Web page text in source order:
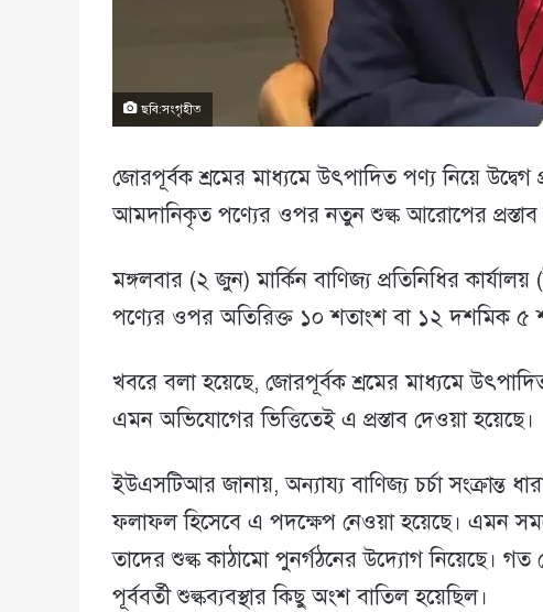
ছবি:সংগৃহীত
জোরপূর্বক শ্রমের মাধ্যমে উৎপাদিত পণ্য নিয়ে
আমদানিকৃত পণ্যের ওপর নতুন শুল্ক আরোপের প্রস্তাব
মঙ্গলবার (২ জুন) মার্কিন বাণিজ্য প্রতিনিধির
পণ্যের ওপর অতিরিক্ত ১০ শতাংশ বা ১২ দশমিক ৫
খবরে বলা হয়েছে, জোরপূর্বক শ্রমের মাধ্যমে
এমন অভিযোগের ভিত্তিতেই এ প্রস্তাব দেওয়া হয়েছে।
ইউএসটিআর জানায়, অন্যায্য বাণিজ্য চর্চা সংক্রান্ত
ফলাফল হিসেবে এ পদক্ষেপ নেওয়া হয়েছে। এমন
তাদের শুল্ক কাঠামো পুনর্গঠনের উদ্যোগ নিয়েছে। গত
পূর্ববর্তী শুল্কব্যবস্থার কিছু অংশ বাতিল হয়েছিল।